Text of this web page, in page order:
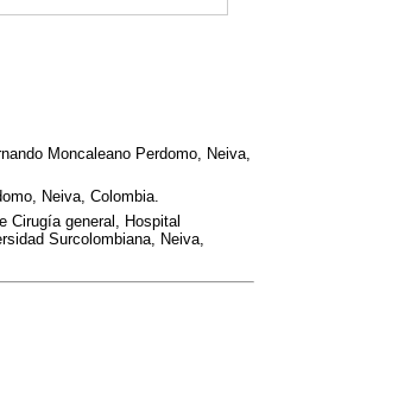
Moncaleano Perdomo, Neiva,
Neiva, Colombia.
Cirugía general, Hospital
Surcolombiana, Neiva,